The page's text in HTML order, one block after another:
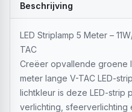
Beschrijving
LED Striplamp 5 Meter –
TAC
Creëer opvallende groene
meter lange V-TAC LED-
lichtkleur is deze LED-
verlichting, sfeerverlichting